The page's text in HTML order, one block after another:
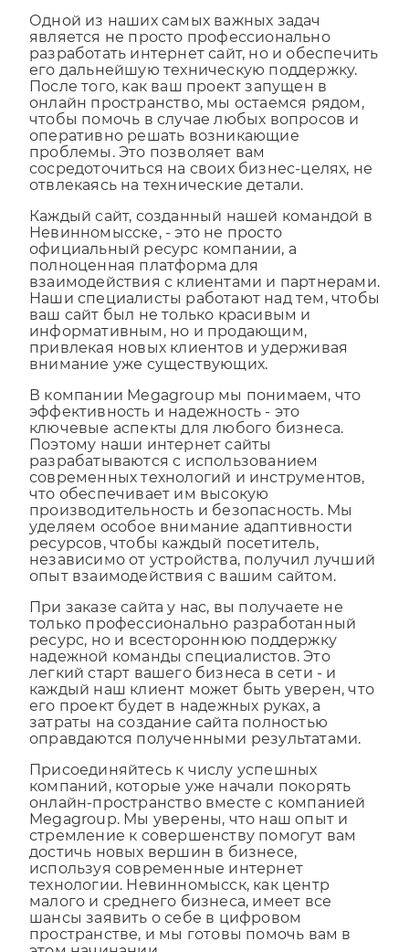
Одной из наших самых важных задач
является не просто профессионально
разработать интернет сайт, но и обеспечить
его дальнейшую техническую поддержку.
После того, как ваш проект запущен в
онлайн пространство, мы остаемся рядом,
чтобы помочь в случае любых вопросов и
оперативно решать возникающие
проблемы. Это позволяет вам
сосредоточиться на своих бизнес-целях, не
Каждый сайт, созданный нашей командой в
Невинномысске, - это не просто
официальный ресурс компании, а
полноценная платформа для
взаимодействия с клиентами и партнерами.
Наши специалисты работают над тем, чтобы
ваш сайт был не только красивым и
информативным, но и продающим,
привлекая новых клиентов и удерживая
В компании Megagroup мы понимаем, что
эффективность и надежность - это
ключевые аспекты для любого бизнеса.
Поэтому наши интернет сайты
разрабатываются с использованием
современных технологий и инструментов,
что обеспечивает им высокую
производительность и безопасность. Мы
уделяем особое внимание адаптивности
ресурсов, чтобы каждый посетитель,
независимо от устройства, получил лучший
При заказе сайта у нас, вы получаете не
только профессионально разработанный
ресурс, но и всестороннюю поддержку
надежной команды специалистов. Это
легкий старт вашего бизнеса в сети - и
каждый наш клиент может быть уверен, что
его проект будет в надежных руках, а
затраты на создание сайта полностью
Присоединяйтесь к числу успешных
компаний, которые уже начали покорять
онлайн-пространство вместе с компанией
Megagroup. Мы уверены, что наш опыт и
стремление к совершенству помогут вам
достичь новых вершин в бизнесе,
используя современные интернет
технологии. Невинномысск, как центр
малого и среднего бизнеса, имеет все
шансы заявить о себе в цифровом